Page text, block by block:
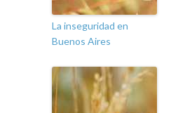
La inseguridad en
Buenos Aires